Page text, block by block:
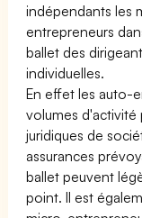
indépendants les
entrepreneurs
ballet des
individuelles.
En effet les auto-
volumes d'activité
juridiques de
assurances
ballet peuvent
point. Il est